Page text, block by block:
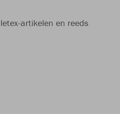
artikelen en reeds